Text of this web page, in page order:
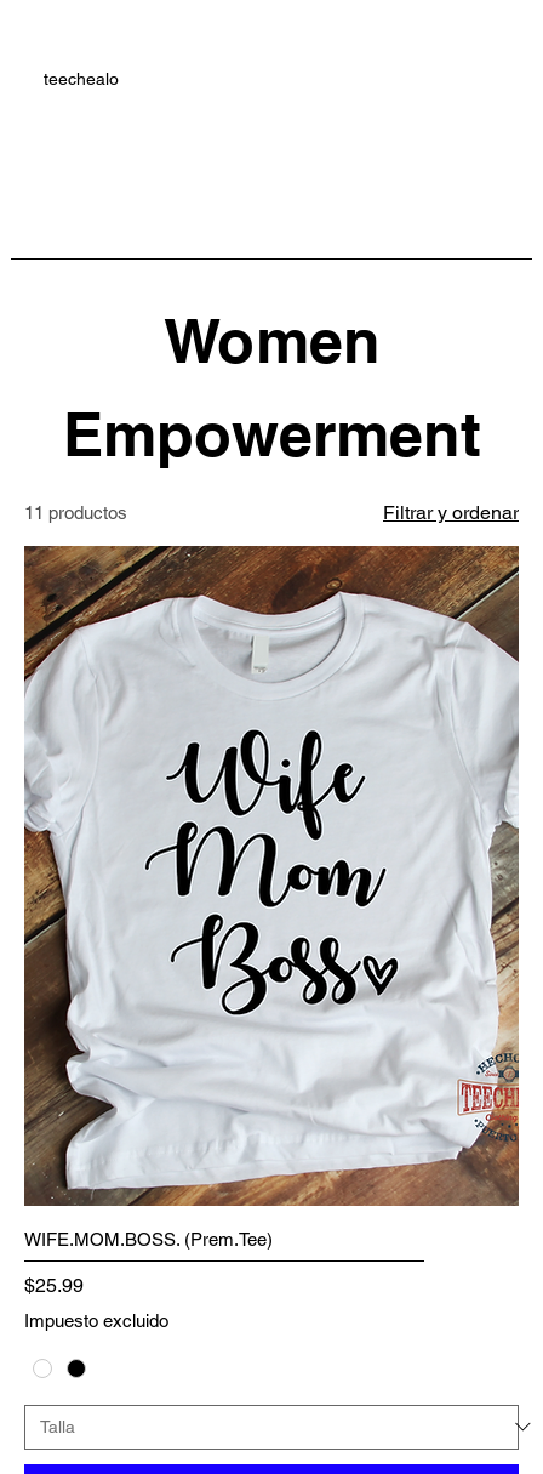
teechealo
Women
Empowerment
11 productos Filtrar y ordenar
WIFE.MOM.BOSS. (Prem.Tee)
Precio
$25.99
Impuesto excluido